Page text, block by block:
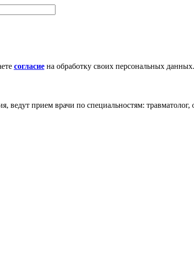
согласиена обработку своих персональных данных.
прием врачи по специальностям: травматолог,